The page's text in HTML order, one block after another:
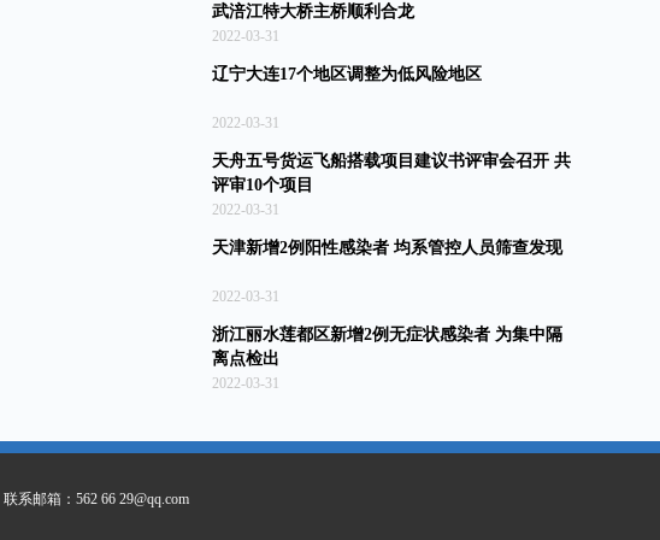
武涪江特大桥主桥顺利合龙
2022-03-31
辽宁大连17个地区调整为低风险地区
2022-03-31
天舟五号货运飞船搭载项目建议书评审会召开 共
评审10个项目
2022-03-31
天津新增2例阳性感染者 均系管控人员筛查发现
2022-03-31
浙江丽水莲都区新增2例无症状感染者 为集中隔
离点检出
2022-03-31
联系邮箱：562 66 29@qq.com